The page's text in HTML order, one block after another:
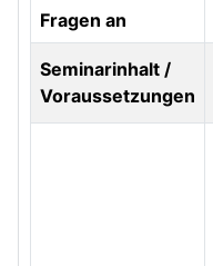
Fragen an
Seminarinhalt /
Voraussetzungen